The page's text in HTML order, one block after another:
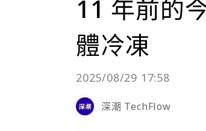
11 年前的
體冷凍
2025/08/29 17:58
深潮 TechFlow